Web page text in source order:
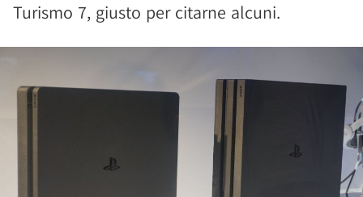
Turismo 7, giusto per citarne alcuni.